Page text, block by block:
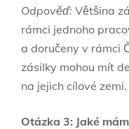
Odpověď: Většina
rámci jednoho
a doručeny v rámci
zásilky mohou mít
na jejich cílové zemi.
Otázka 3: Jaké